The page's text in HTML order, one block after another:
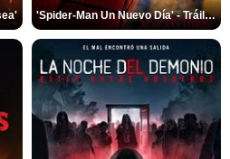
'Spider-Man Un Nuevo Día' - Tráiler oficial subtitulado